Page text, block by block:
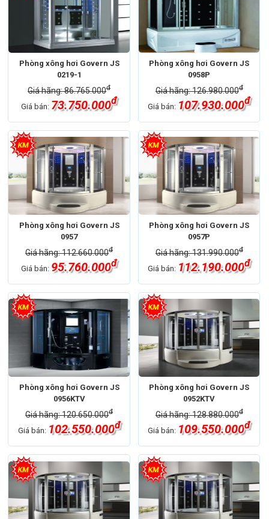
Phòng xông hơi Govern JS
0219-1
Giá hãng: 86.765.000đ
Giá bán: 73.750.000đ
Phòng xông hơi Govern JS
0958P
Giá hãng: 126.980.000đ
Giá bán: 107.930.000đ
Phòng xông hơi Govern JS
0957
Giá hãng: 112.660.000đ
Giá bán: 95.760.000đ
Phòng xông hơi Govern JS
0957P
Giá hãng: 131.990.000đ
Giá bán: 112.190.000đ
Phòng xông hơi Govern JS
0956KTV
Giá hãng: 120.650.000đ
Giá bán: 102.550.000đ
Phòng xông hơi Govern JS
0952KTV
Giá hãng: 128.880.000đ
Giá bán: 109.550.000đ